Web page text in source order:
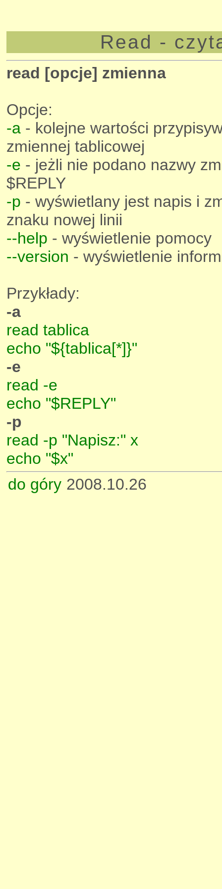
Read -
read [opcje] zmienna
Opcje:
-a - kolejne wartości
zmiennej tablicowej
-e - jeżli nie podano nazwy
$REPLY
-p - wyświetlany jest napis i
znaku nowej linii
--help - wyświetlenie pomocy
--version - wyświetlenie
Przykłady:
-a
read tablica
echo "${tablica[*]}"
-e
read -e
echo "$REPLY"
-p
read -p "Napisz:" x
echo "$x"
do góry 2008.10.26